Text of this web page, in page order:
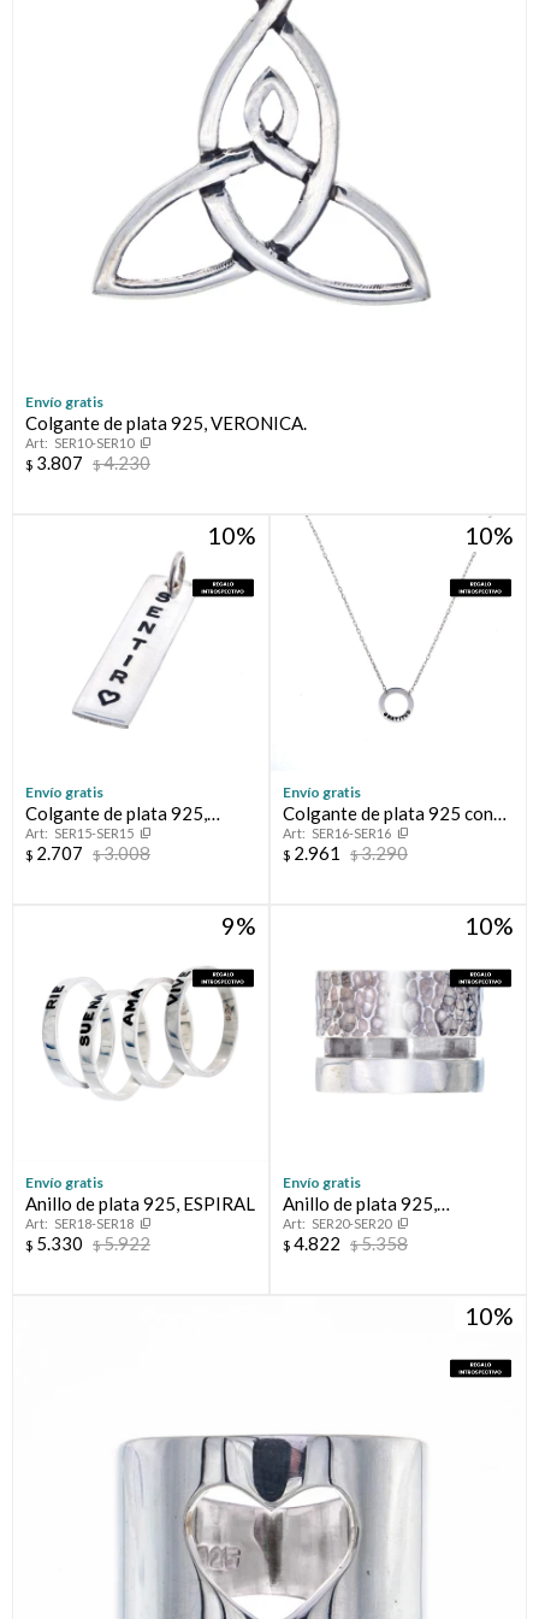
Envío gratis
Colgante de plata 925, VERONICA.
SER10-SER10
$ 3.807 $4.230
10
Envío gratis
Colgante de plata 925,
SENTIR.
SER15-SER15
$ 2.707 $3.008
10
Envío gratis
Colgante de plata 925 con
cadena, GRATITUD.
SER16-SER16
$ 2.961 $3.290
9
Envío gratis
Anillo de plata 925, ESPIRAL
SER18-SER18
$ 5.330 $5.922
10
Envío gratis
Anillo de plata 925,
AURORA.
SER20-SER20
$ 4.822 $5.358
10
¡Sumate a la forma más ágil de comprar!
Comprá en 3 cuotas sin recargo o hasta en 12
cuotas * ¡Solo con tu cédula!